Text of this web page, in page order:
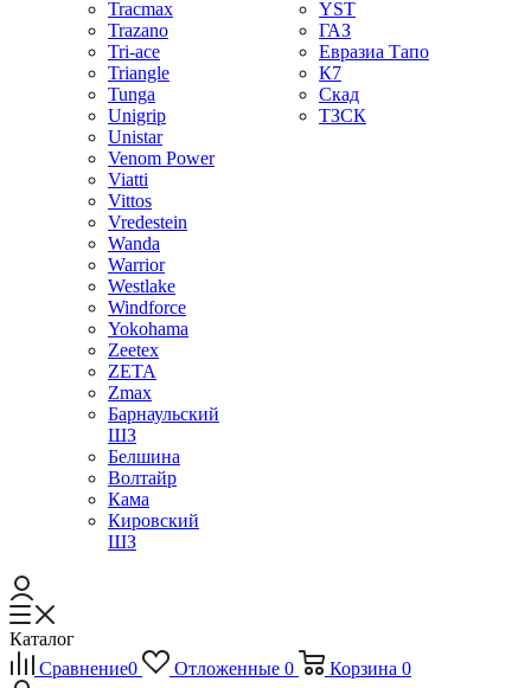
Tracmax
Trazano
Tri-ace
Triangle
Tunga
Unigrip
Unistar
Venom Power
Viatti
Vittos
Vredestein
Wanda
Warrior
Westlake
Windforce
Yokohama
Zeetex
ZETA
Zmax
Барнаульский
ШЗ
Белшина
Волтайр
Кама
Кировский
ШЗ
YST
ГАЗ
Евразиа Тапо
К7
Скад
ТЗСК
Каталог
Сравнение0 Отложенные 0 Корзина 0